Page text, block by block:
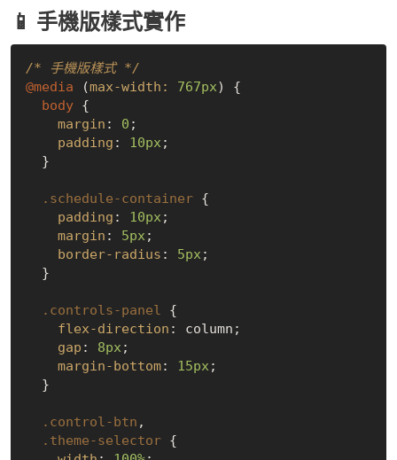
📱 手機版樣式實作
/* 手機版樣式 */
@media (max-width: 767px) {
body {
margin : 0 ;
padding : 10px ;
.schedule-container {
padding : 10px ;
margin : 5px ;
border-radius : 5px ;
.controls-panel
{
flex-direction : column;
gap : 8px ;
margin-bottom: 15px ;
.control-btn ,
.theme-selector {